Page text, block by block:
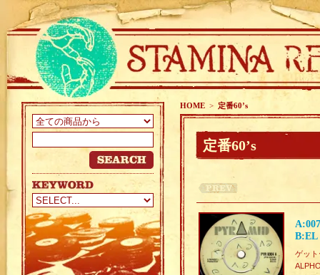
HOME > 定番60’s
定番60’s
B:EL
ゲッ